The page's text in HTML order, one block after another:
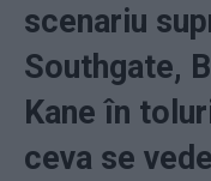
scenariu
Southgate,
Kane în
ceva se